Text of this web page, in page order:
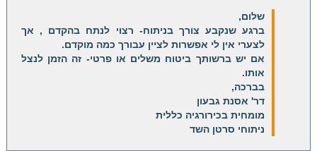
שלום,
ברגע שנקבע צורך בניתוח- רצוי לנתח בהקדם , אך
לצערי אין לי אפשרות לציין עבורך כמה מוקדם.
אם יש ברשותך ביטוח משלים או פרטי- זה הזמן לנצל
אותו.
בברכה,
דר' אסנת גבעון
מומחית בכירורגיה כללית
ניתוחי סרטן השד